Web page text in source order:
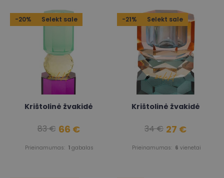
-20% Selekt sale
Krištolinė žvakidė
Prieinamumas: 1 gabalas
83 € 66 €
-21% Selekt sale
Krištolinė žvakidė
Prieinamumas: 6 vienetai
34 € 27 €